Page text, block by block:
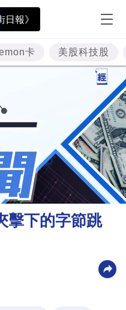
報》
卡 美股科技股
擊下的字節跳